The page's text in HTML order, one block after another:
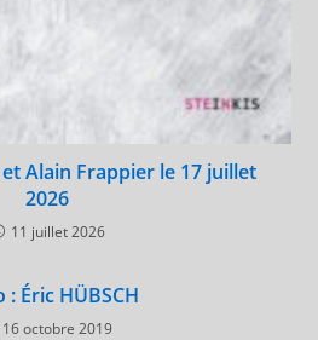
Alain Frappier le 17 juillet
2026
11 juillet 2026
: Éric HÜBSCH
16 octobre 2019